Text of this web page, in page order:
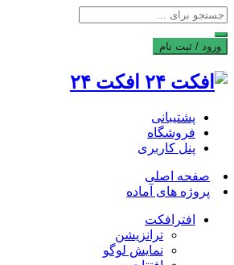
ورود / ثبت نام
افکت ۲۴
پشتیبانی
فروشگاه
پنل کاربری
صفحه اصلی
پروژه های آماده
افترافکت
ترانزیشن
نمایش لوگو